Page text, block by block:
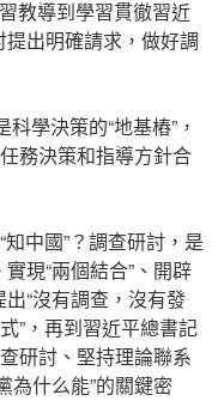
教導到學習貫徹習近
出明確請求，做好調
學決策的“地基樁”，
務決策和指導方針合
中國”？調查研討，是
現“兩個結合”、開辟
“沒有調查，沒有發
”，再到習近平總書記
研討、堅持理論聯系
為什么能”的關鍵密